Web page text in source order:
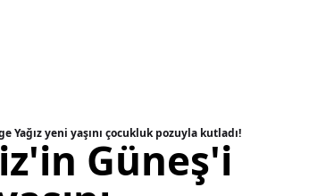
Yağız yeni yaşını çocukluk pozuyla kutladı!
Güneş'i